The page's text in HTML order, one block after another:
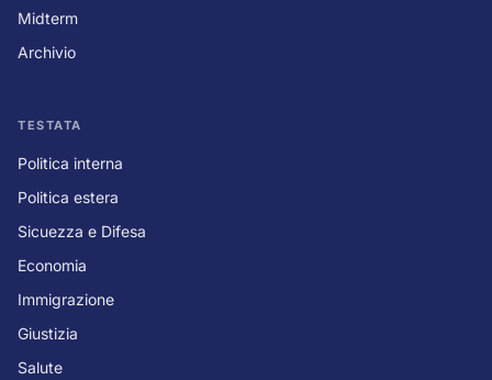
Midterm
Archivio
TESTATA
Politica interna
Politica estera
Sicuezza e Difesa
Economia
Immigrazione
Giustizia
Salute